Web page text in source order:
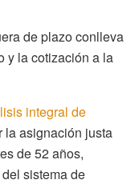
de plazo conlleva
y la cotización a la
integral de
la asignación justa
de 52 años,
sistema de